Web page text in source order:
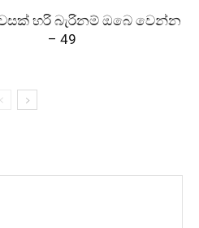
හරි බැරිනම් ඔබෙ වෙන්න
– 49